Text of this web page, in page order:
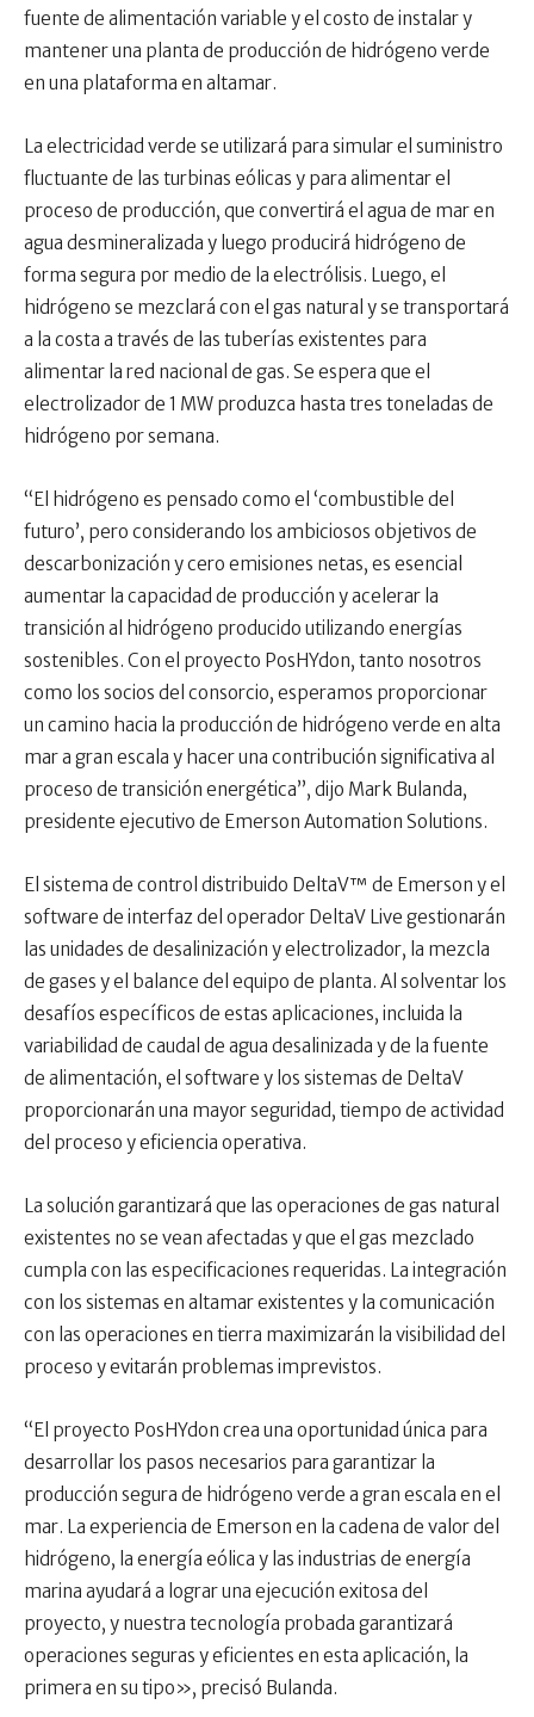
fuente de alimentación variable y el costo de instalar y
mantener una planta de producción de hidrógeno verde
en una plataforma en altamar.
La electricidad verde se utilizará para simular el suministro
fluctuante de las turbinas eólicas y para alimentar el
proceso de producción, que convertirá el agua de mar en
agua desmineralizada y luego producirá hidrógeno de
forma segura por medio de la electrólisis. Luego, el
hidrógeno se mezclará con el gas natural y se transportará
a la costa a través de las tuberías existentes para
alimentar la red nacional de gas. Se espera que el
electrolizador de 1 MW produzca hasta tres toneladas de
hidrógeno por semana.
“El hidrógeno es pensado como el ‘combustible del
futuro’, pero considerando los ambiciosos objetivos de
descarbonización y cero emisiones netas, es esencial
aumentar la capacidad de producción y acelerar la
transición al hidrógeno producido utilizando energías
sostenibles. Con el proyecto PosHYdon, tanto nosotros
como los socios del consorcio, esperamos proporcionar
un camino hacia la producción de hidrógeno verde en alta
mar a gran escala y hacer una contribución significativa al
proceso de transición energética”, dijo Mark Bulanda,
presidente ejecutivo de Emerson Automation Solutions.
El sistema de control distribuido DeltaV™ de Emerson y el
software de interfaz del operador DeltaV Live gestionarán
las unidades de desalinización y electrolizador, la mezcla
de gases y el balance del equipo de planta. Al solventar los
desafíos específicos de estas aplicaciones, incluida la
variabilidad de caudal de agua desalinizada y de la fuente
de alimentación, el software y los sistemas de DeltaV
proporcionarán una mayor seguridad, tiempo de actividad
del proceso y eficiencia operativa.
La solución garantizará que las operaciones de gas natural
existentes no se vean afectadas y que el gas mezclado
cumpla con las especificaciones requeridas. La integración
con los sistemas en altamar existentes y la comunicación
con las operaciones en tierra maximizarán la visibilidad del
proceso y evitarán problemas imprevistos.
“El proyecto PosHYdon crea una oportunidad única para
desarrollar los pasos necesarios para garantizar la
producción segura de hidrógeno verde a gran escala en el
mar. La experiencia de Emerson en la cadena de valor del
hidrógeno, la energía eólica y las industrias de energía
marina ayudará a lograr una ejecución exitosa del
proyecto, y nuestra tecnología probada garantizará
operaciones seguras y eficientes en esta aplicación, la
primera en su tipo», precisó Bulanda.